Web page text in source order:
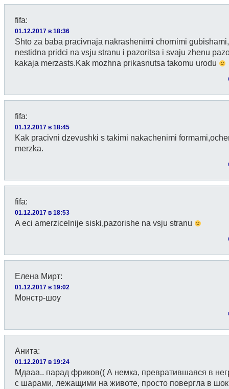
fifa:
01.12.2017 в 18:36
Shto za baba pracivnaja nakrashenimi chornimi
nestidna pridci na vsju stranu i pazoritsa i svaju zhenu
kakaja merzasts.Kak mozhna prikasnutsa takomu urodu
fifa:
01.12.2017 в 18:45
Kak pracivni dzevushki s takimi nakachenimi
merzka.
fifa:
01.12.2017 в 18:53
A eci amerzicelnije siski,pazorishe na vsju stranu
Елена Мирт:
01.12.2017 в 19:02
Монстр-шоу
Анита:
01.12.2017 в 19:24
Мдааа.. парад фриков(( А немка, превратившаяся в
с шарами, лежащими на животе, просто повергла в